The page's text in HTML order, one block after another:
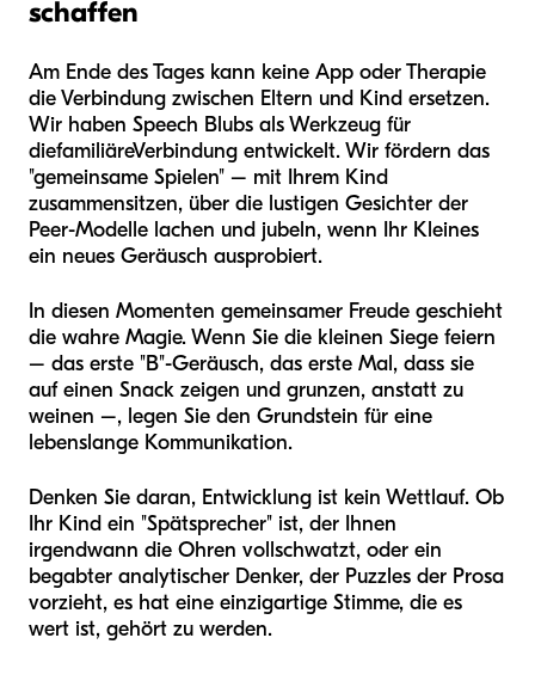
schaffen
Am Ende des Tages kann keine App oder Therapie
die Verbindung zwischen Eltern und Kind ersetzen.
Wir haben Speech Blubs als Werkzeug für
diefamiliäreVerbindung entwickelt. Wir fördern das
"gemeinsame Spielen" – mit Ihrem Kind
zusammensitzen, über die lustigen Gesichter der
Peer-Modelle lachen und jubeln, wenn Ihr Kleines
ein neues Geräusch ausprobiert.
In diesen Momenten gemeinsamer Freude geschieht
die wahre Magie. Wenn Sie die kleinen Siege feiern
– das erste "B"-Geräusch, das erste Mal, dass sie
auf einen Snack zeigen und grunzen, anstatt zu
weinen –, legen Sie den Grundstein für eine
lebenslange Kommunikation.
Denken Sie daran, Entwicklung ist kein Wettlauf. Ob
Ihr Kind ein "Spätsprecher" ist, der Ihnen
irgendwann die Ohren vollschwatzt, oder ein
begabter analytischer Denker, der Puzzles der Prosa
vorzieht, es hat eine einzigartige Stimme, die es
wert ist, gehört zu werden.